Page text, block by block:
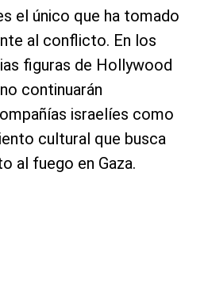
el único que ha tomado
al conflicto. En los
figuras de Hollywood
continuarán
israelíes como
cultural que busca
al fuego en Gaza.